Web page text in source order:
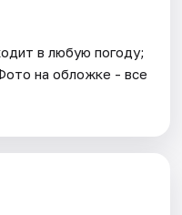
в любую погоду;
на обложке - все